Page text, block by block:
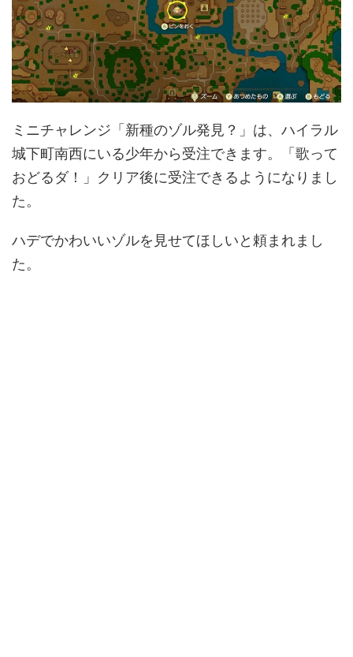
ミニチャレンジ「新種のゾル発見？」は、ハイラル
城下町南西にいる少年から受注できます。「歌って
おどるダ！」クリア後に受注できるようになりまし
た。
ハデでかわいいゾルを見せてほしいと頼まれまし
た。